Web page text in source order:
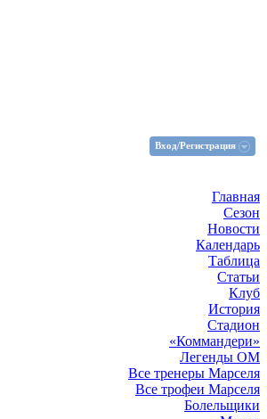
Вход/Регистрация
Главная
Сезон
Новости
Календарь
Таблица
Статьи
Клуб
История
Стадион
«Коммандери»
Легенды ОМ
Все тренеры Марселя
Все трофеи Марселя
Болельщики